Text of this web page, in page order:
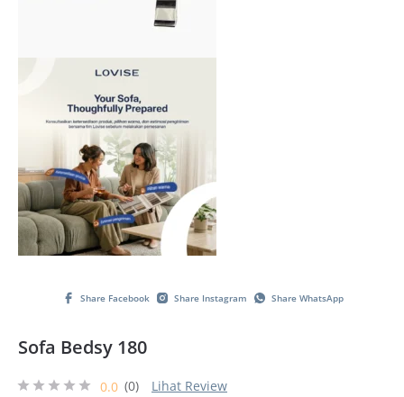
Share Facebook Share Instagram Share WhatsApp
Sofa Bedsy 180
0.0 (0) Lihat Review